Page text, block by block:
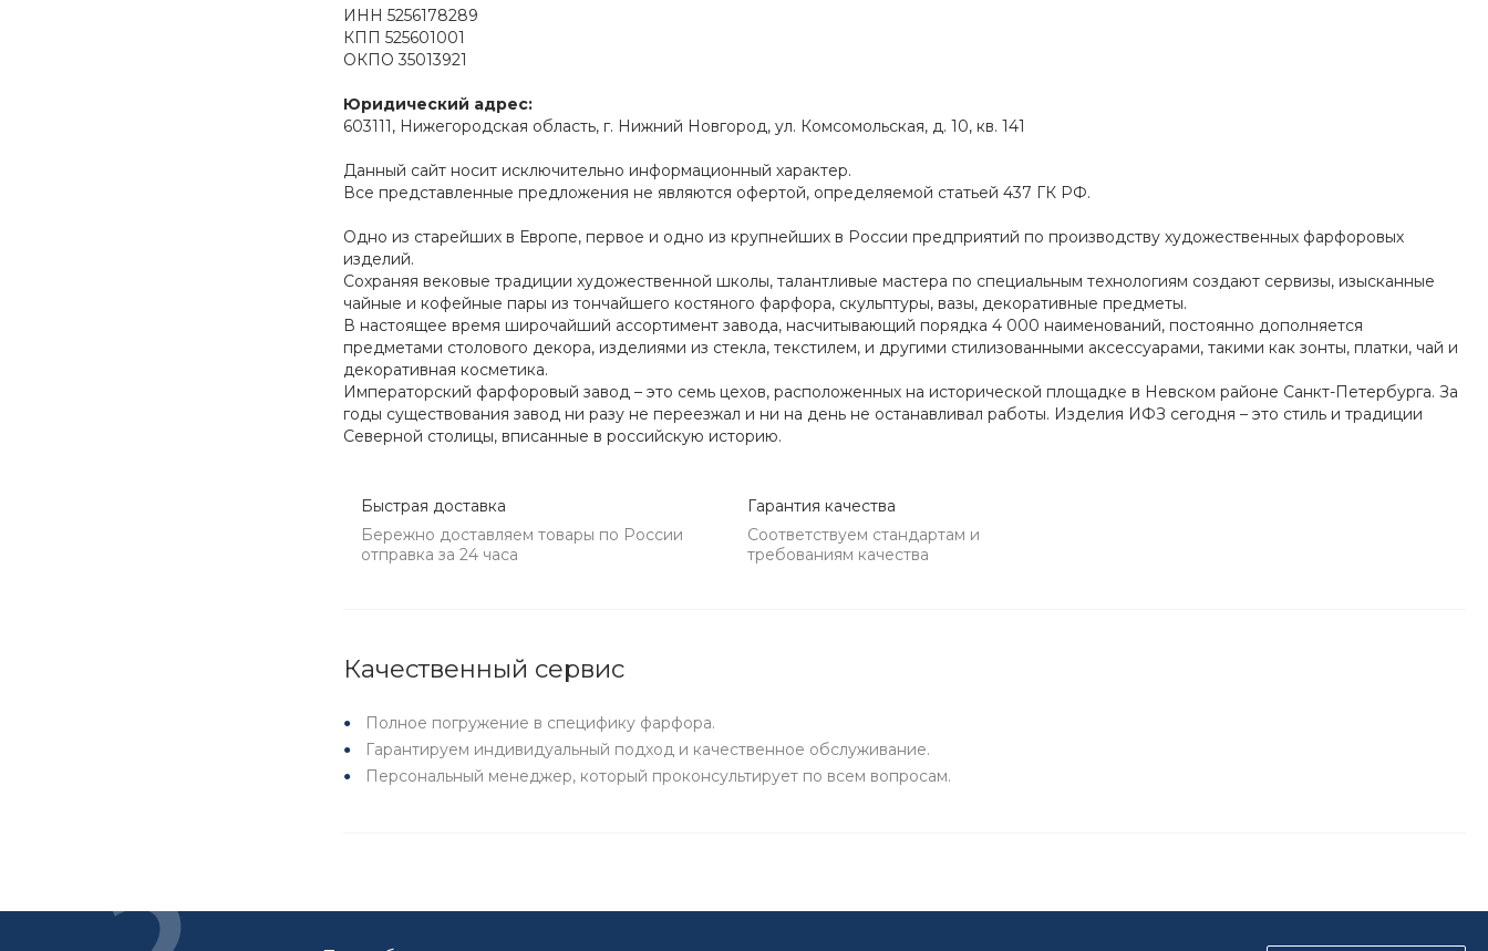
ИНН 5256178289
КПП 525601001
ОКПО 35013921
Юридический адрес:
603111, Нижегородская область, г. Нижний Новгород, ул. Комсомольская, д. 10, кв. 141
Данный сайт носит исключительно информационный характер.
Все представленные предложения не являются офертой, определяемой статьей 437 ГК РФ.
Одно из старейших в Европе, первое и одно из крупнейших в России предприятий по производству художественных фарфоровых
изделий.
Сохраняя вековые традиции художественной школы, талантливые мастера по специальным технологиям создают сервизы, изысканные
чайные и кофейные пары из тончайшего костяного фарфора, скульптуры, вазы, декоративные предметы.
В настоящее время широчайший ассортимент завода, насчитывающий порядка 4 000 наименований, постоянно дополняется
предметами столового декора, изделиями из стекла, текстилем, и другими стилизованными аксессуарами, такими как зонты, платки, чай и
декоративная косметика.
Императорский фарфоровый завод – это семь цехов, расположенных на исторической площадке в Невском районе Санкт-Петербурга. За
годы существования завод ни разу не переезжал и ни на день не останавливал работы. Изделия ИФЗ сегодня – это стиль и традиции
Северной столицы, вписанные в российскую историю.
Быстрая доставка
Бережно доставляем товары по России
отправка за 24 часа
Гарантия качества
Соответствуем стандартам и
требованиям качества
Качественный сервис
Полное погружение в специфику фарфора.
Гарантируем индивидуальный подход и качественное обслуживание.
Персональный менеджер, который проконсультирует по всем вопросам.